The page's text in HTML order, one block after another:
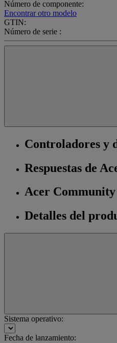
Número de componente:
Encontrar otro modelo
GTIN:
Número de serie :
Controladores y
Respuestas de
Acer Community
Detalles del
Sistema operativo:
Fecha de lanzamiento: